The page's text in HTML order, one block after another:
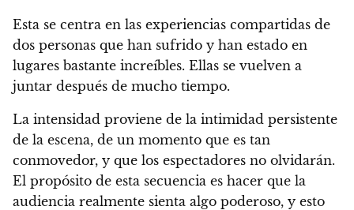
Esta se centra en las experiencias compartidas de
dos personas que han sufrido y han estado en
lugares bastante increíbles. Ellas se vuelven a
juntar después de mucho tiempo.
La intensidad proviene de la intimidad persistente
de la escena, de un momento que es tan
conmovedor, y que los espectadores no olvidarán.
El propósito de esta secuencia es hacer que la
audiencia realmente sienta algo poderoso, y esto